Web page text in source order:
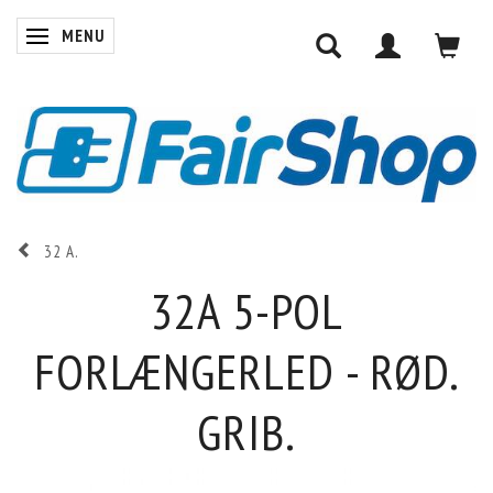
SKIFTE NAVIGATION
MENU
32 A.
32A 5-POL
FORLÆNGERLED - RØD.
GRIB.